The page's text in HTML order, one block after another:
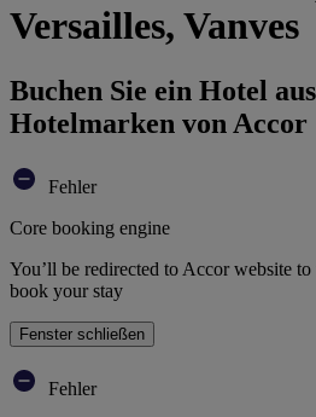
Versailles, Vanves
Buchen Sie ein Hotel
Hotelmarken von Accor
Fehler
Core booking engine
You’ll be redirected to Accor website
book your stay
Fenster schließen
Fehler